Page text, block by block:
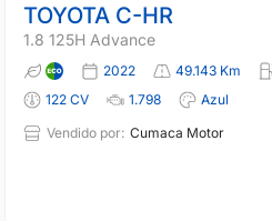
TOYOTA C-HR
1.8 125H Advance
2022 49.143 Km
122 CV
1.798
Azul
Vendido por: Cumaca Motor